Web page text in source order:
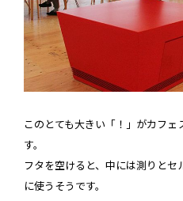
このとても大きい「！」がカフェ
す。
フタを空けると、中には測りと
に使うそうです。